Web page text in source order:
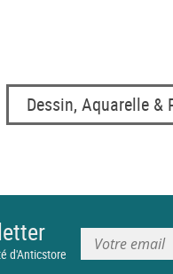
Dessin, Aquarelle &
d'Anticstore